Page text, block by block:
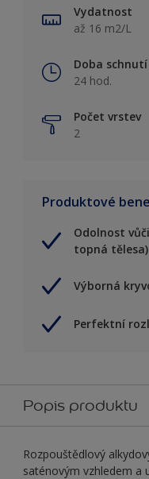
Vydatnost
až 16 m2/L
Doba schnutí
24 hod.
Počet vrstev
2
Produktové
Odolnost
topná tělesa)
Výborná
Perfektní
Popis produktu
Rozpouštědlový
saténovým vzhledem a